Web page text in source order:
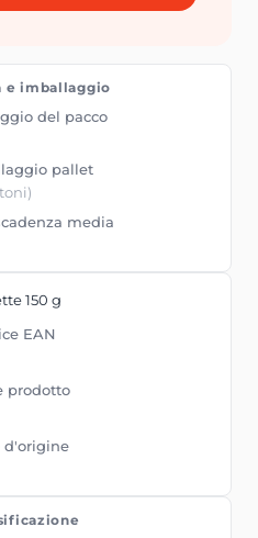
e imballaggio
del pacco
pallet
media
150 g
EAN
prodotto
d'origine